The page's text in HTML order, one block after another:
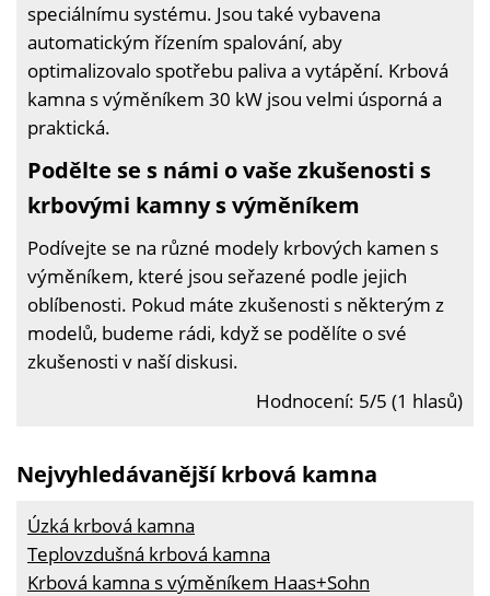
speciálnímu systému. Jsou také vybavena
automatickým řízením spalování, aby
optimalizovalo spotřebu paliva a vytápění. Krbová
kamna s výměníkem 30 kW jsou velmi úsporná a
praktická.
Podělte se s námi o vaše zkušenosti s
krbovými kamny s výměníkem
Podívejte se na různé modely krbových kamen s
výměníkem, které jsou seřazené podle jejich
oblíbenosti. Pokud máte zkušenosti s některým z
modelů, budeme rádi, když se podělíte o své
zkušenosti v naší diskusi.
Hodnocení: 5/5 (1 hlasů)
Nejvyhledávanější krbová kamna
Úzká krbová kamna
Teplovzdušná krbová kamna
Krbová kamna s výměníkem Haas+Sohn